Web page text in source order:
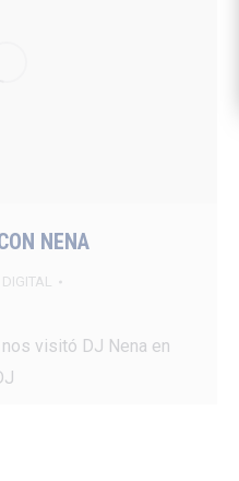
NENA
visitó DJ Nena en